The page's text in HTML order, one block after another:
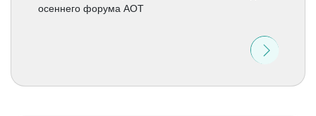
осеннего форума АОТ